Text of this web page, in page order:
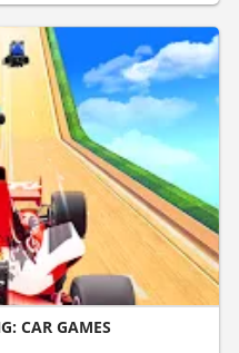
CAR GAMES